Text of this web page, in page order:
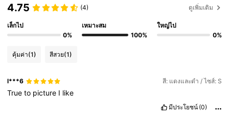
4.75 (4) ดูเพิ่มเติม
เล็กไป
0%
เหมาะสม
100%
ใหญ่ไป
0%
คุ้มค่า(1) สีสวย(1)
l***6 สี: แดงและดำ / ไซส์: S
Trueto picture I like
มีประโยชน์ (0)